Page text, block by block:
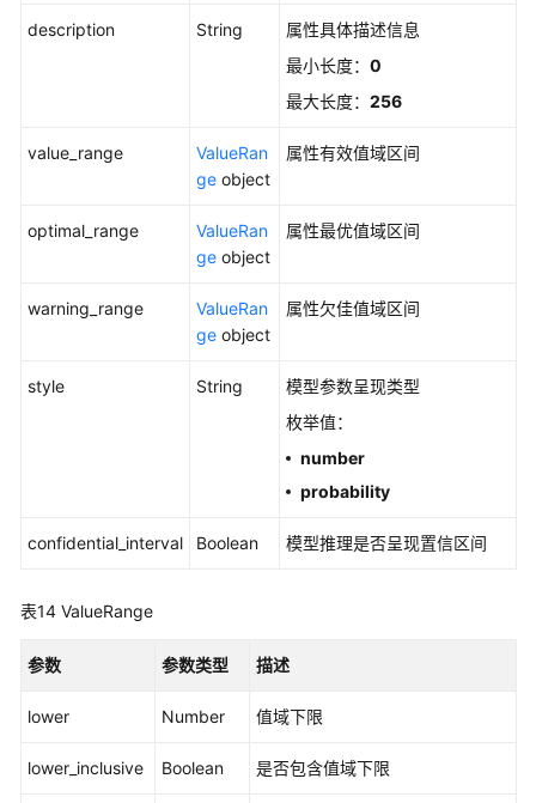
description String
属性具体描述信息
最小长度： 0
最大长度： 256
value_range
ValueRan
ge object
属性有效值域区间
optimal_range
ValueRan
ge object
属性最优值域区间
warning_range
ValueRan
ge object
属性欠佳值域区间
style String
模型参数呈现类型
枚举值：
number
probability
confidential_interval Boolean 模型推理是否呈现置信区间
表14 ValueRange
参数 参数类型 描述
lower Number 值域下限
lower_inclusive Boolean 是否包含值域下限